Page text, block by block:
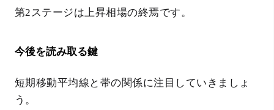
第2ステージは上昇相場の終焉です。
今後を読み取る鍵
短期移動平均線と帯の関係に注目していきましょ
う。